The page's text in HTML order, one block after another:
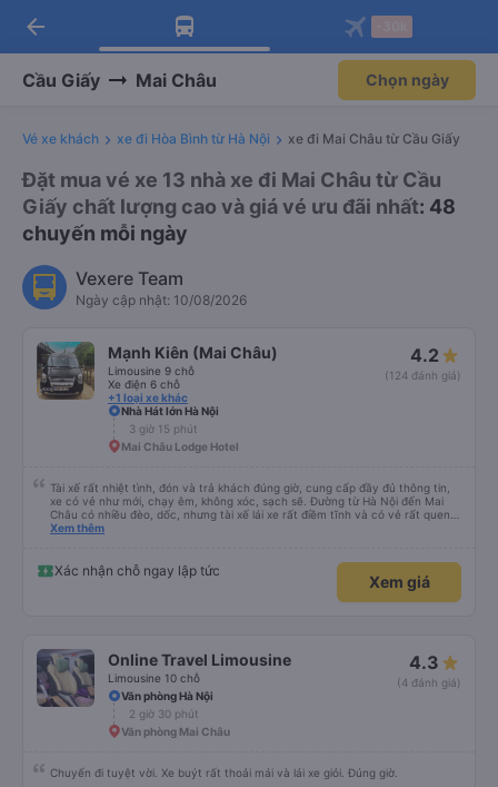
Tải app Vexere ngay!
Nhận ưu đãi thành viên độc
Mở app
Tải app Vexere
-30k/ghế khi đặt vé máy bay qua
Mở app
arrow_back
Cầu Giấy Mai Châu Chọn ngày
Vé xe khách xe đi Hòa Bình từ Hà Nội xe đi Mai Châu từ Cầu Giấy
Đặt mua vé xe 13 nhà xe đi Mai Châu từ Cầu
Giấy chất lượng cao và giá vé ưu đãi nhất: 48
chuyến mỗi ngày
Vexere Team
Ngày cập nhật: 10/08/2026
Mạnh Kiên (Mai Châu)
Limousine 9 chỗ
Xe điện 6 chỗ
+1 loại xe khác
4.2
(124 đánh giá)
Nhà Hát lớn Hà Nội
3 giờ 15 phút
Mai Châu Lodge Hotel
Tài xế rất nhiệt tình, đón và trả khách đúng giờ, cung cấp đầy đủ thông tin,
xe có vẻ như mới, chạy êm, không xóc, sạch sẽ. Đường từ Hà Nội đến Mai
Châu có nhiều đèo, dốc, nhưng tài xế lái xe rất điềm tĩnh và có vẻ rất quen
thuộc với tuyến đường. Tôi không hề bị say xe. Tôi nghĩ đây là lựa chọn tốt!
Xem thêm
Xác nhận chỗ ngay lập tức
Xem giá
Online Travel Limousine
Limousine 10 chỗ
4.3
(4 đánh giá)
Văn phòng Hà Nội
2 giờ 30 phút
Văn phòng Mai Châu
Chuyến đi tuyệt vời. Xe buýt rất thoải mái và lái xe giỏi. Đúng giờ.